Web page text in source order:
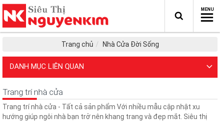
Trang chủ Nhà Cửa Đời Sống
DANH MỤC LIÊN QUAN
Trang trí nhà cửa
Trang trí nhà cửa - Tất cả sản phẩm Với nhiều mẫu cập nhật xu
hướng giúp ngôi nhà bạn trở nên khang trang và đẹp mắt. Siêu thị